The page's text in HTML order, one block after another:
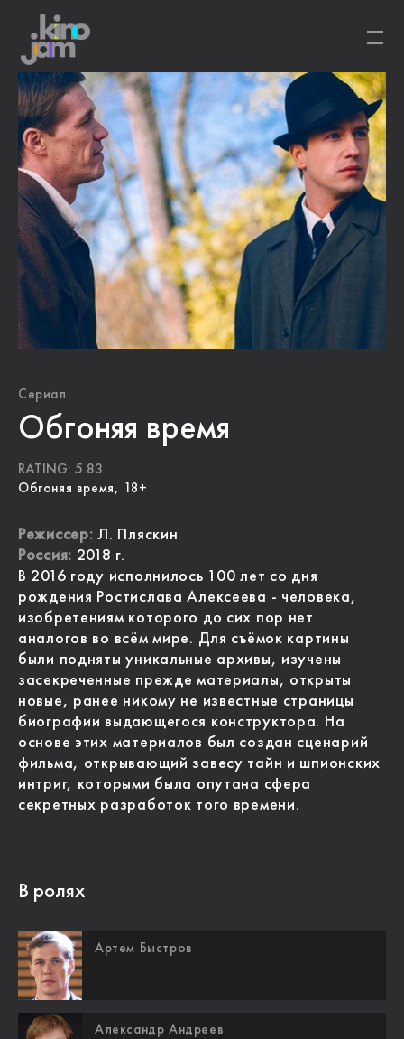
Сериал
Обгоняя время
RATING: 5.83
Обгоняя время, 18+
Режиссер: Л. Пляскин
Россия: 2018 г.
В 2016 году исполнилось 100 лет со дня
рождения Ростислава Алексеева - человека,
изобретениям которого до сих пор нет
аналогов во всём мире. Для съёмок картины
были подняты уникальные архивы, изучены
засекреченные прежде материалы, открыты
новые, ранее никому не известные страницы
биографии выдающегося конструктора. На
основе этих материалов был создан сценарий
фильма, открывающий завесу тайн и шпионских
интриг, которыми была опутана сфера
секретных разработок того времени.
В ролях
Артем Быстров
Александр Андреев